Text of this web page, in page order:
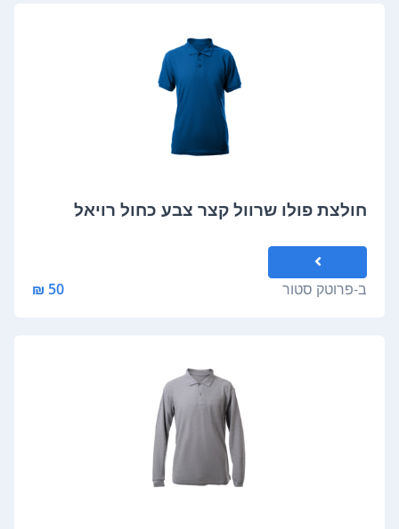
חולצת פולו שרוול קצר צבע כחול רויאל
ב-פרוטק סטור 50 ₪